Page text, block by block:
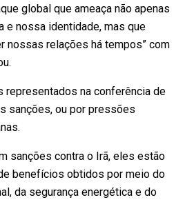
global que ameaça não apenas
e nossa identidade, mas que
nossas relações há tempos” com
representados na conferência de
sanções, ou por pressões
sanções contra o Irã, eles estão
benefícios obtidos por meio do
da segurança energética e do